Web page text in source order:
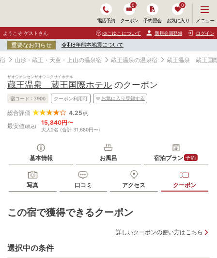
電話予約 クーポン
0
予約照会 お気に入り
0
ニ
ュ
ー
開
く
メニュー
ようこそ ゲストさん ゆこゆこについて 新規会員登録 ログイン
重要なお知らせ 令和8年熊本地震について
山形・蔵王・天童・上山の温泉宿 蔵王温泉の温泉宿 蔵王温泉 蔵王国
ザオウオンセンザオウコクサイホテル
蔵王温泉 蔵王国際ホテル のクーポン
宿コード : 7900 クーポン利用可 お気に入り登録する
総合評価 4.25 点
最安値(税込)
15,840円〜
大人2名 (合計 31,680円〜)
基本情報 お風呂 宿泊プラン 予約
写真 口コミ アクセス クーポン
この宿で獲得できるクーポン
詳しいクーポンの使い方はこちら
選択中の条件